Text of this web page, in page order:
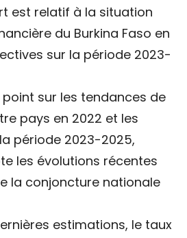
est relatif à la situation
du Burkina Faso en
sur la période 2023-
sur les tendances de
pays en 2022 et les
période 2023-2025,
les évolutions récentes
la conjoncture nationale
estimations, le taux